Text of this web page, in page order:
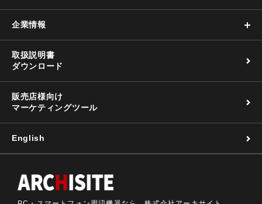
企業情報
取扱説明書
ダウンロード
販売店様向け
マーケティングツール
English